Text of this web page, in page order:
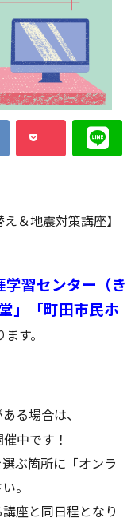
＆地震対策講座】
学習センター（き
」「町田市民ホ
す。
る場合は、
中です！
ぶ箇所に「オンラ
。
座と同日程となり